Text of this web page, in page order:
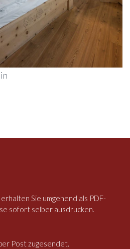
Sie umgehend als PDF-
sofort selber ausdrucken.
Post zugesendet.